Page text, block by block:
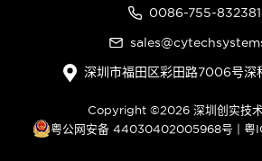
0086-755-
深圳市福田区彩田路7006号深
Copyright ©2026 深圳创实技术
粤公网安备 44030402005968号
粤